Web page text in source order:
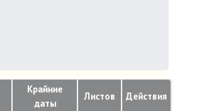
Крайние
даты
Листов Действия